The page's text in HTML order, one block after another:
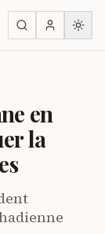
en
la